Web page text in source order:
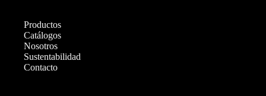
Productos
Catálogos
Nosotros
Sustentabilidad
Contacto